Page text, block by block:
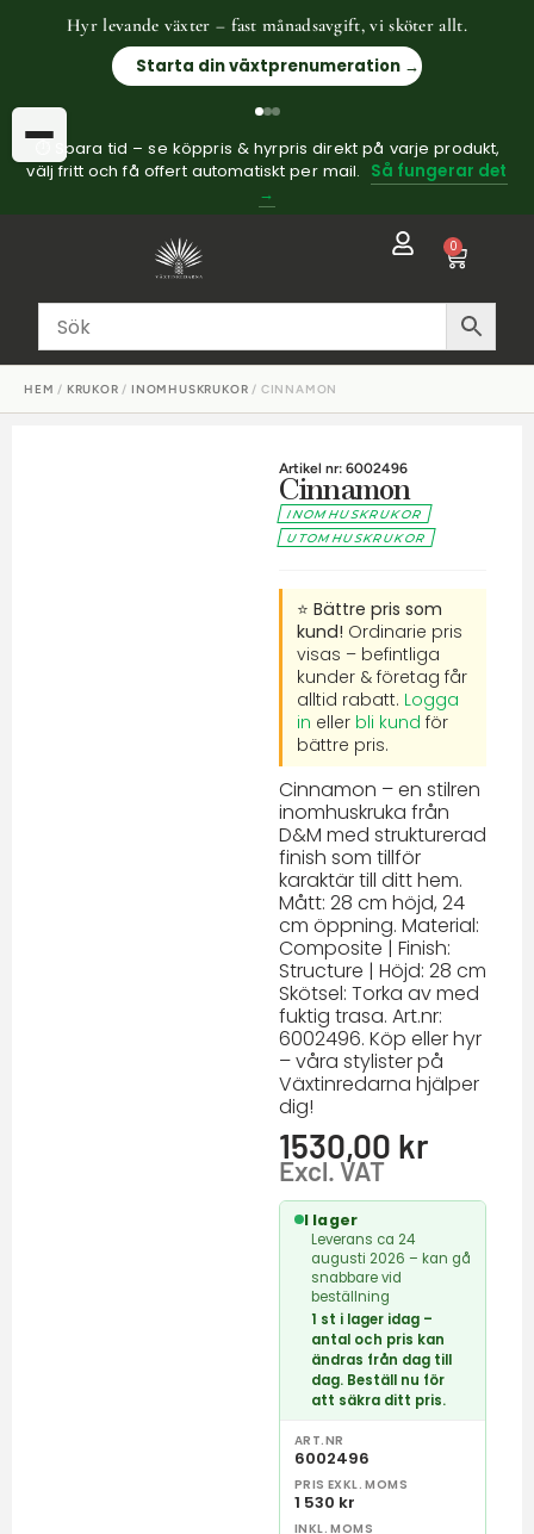
Hyr levande växter – fast månadsavgift, vi sköter allt.
Starta din växtprenumeration →
⏱ Spara tid – se köppris & hyrpris direkt på varje produkt,
välj fritt och få offert automatiskt per mail. Så fungerar det
→
0
HEM / KRUKOR / INOMHUSKRUKOR / CINNAMON
Artikel nr: 6002496
Cinnamon
INOMHUSKRUKOR
UTOMHUSKRUKOR
⭐ Bättre pris som
kund! Ordinarie pris
visas – befintliga
kunder & företag får
alltid rabatt. Logga
in eller bli kund för
bättre pris.
Cinnamon – en stilren
inomhuskruka från
D&M med strukturerad
finish som tillför
karaktär till ditt hem.
Mått: 28 cm höjd, 24
cm öppning. Material:
Composite | Finish:
Structure | Höjd: 28 cm
Skötsel: Torka av med
fuktig trasa. Art.nr:
6002496. Köp eller hyr
– våra stylister på
Växtinredarna hjälper
dig!
1530,00 kr
Excl. VAT
I lager
Leverans ca 24
augusti 2026 – kan gå
snabbare vid
beställning
1 st i lager idag –
antal och pris kan
ändras från dag till
dag. Beställ nu för
att säkra ditt pris.
ART.NR
6002496
PRIS EXKL. MOMS
1 530 kr
INKL. MOMS